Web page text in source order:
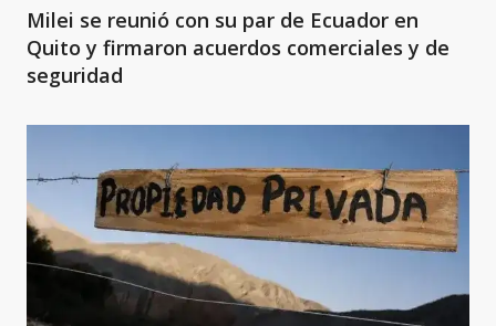
Milei se reunió con su par de Ecuador en
Quito y firmaron acuerdos comerciales y de
seguridad